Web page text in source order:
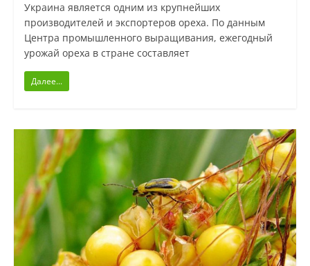
Украина является одним из крупнейших
производителей и экспортеров ореха. По данным
Центра промышленного выращивания, ежегодный
урожай ореха в стране составляет
Далее...